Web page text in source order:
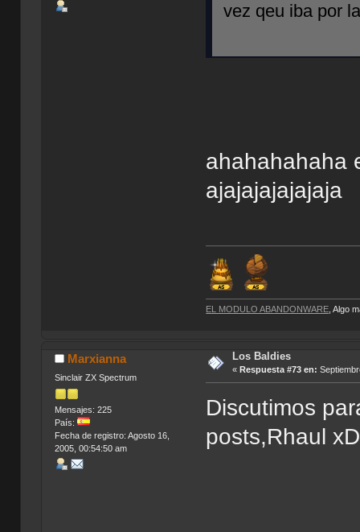
vez qeu iba por
ahahahahaha
ajajajajajajaja
EL MODULO ABANDONWARE , Algo
Marxianna
Sinclair ZX Spectrum
Mensajes: 225
País:
Fecha de registro: Agosto 16,
2005, 00:54:50 am
Los Baldies
« Respuesta #73 en:
Discutimos
posts,Rhaul